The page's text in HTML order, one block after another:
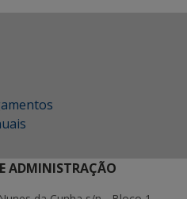
ADMINISTRAÇÃO